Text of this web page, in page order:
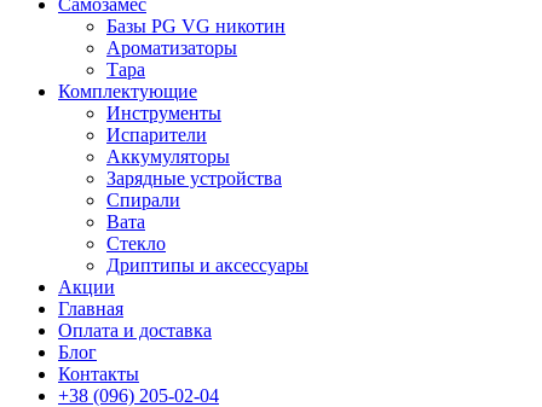
Самозамес
Базы PG VG никотин
Ароматизаторы
Тара
Комплектующие
Инструменты
Испарители
Аккумуляторы
Зарядные устройства
Спирали
Вата
Стекло
Дриптипы и аксессуары
Акции
Главная
Оплата и доставка
Блог
Контакты
+38 (096) 205-02-04